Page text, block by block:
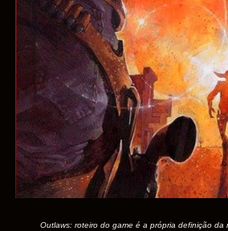
Outlaws: roteiro do game é a própria definição da